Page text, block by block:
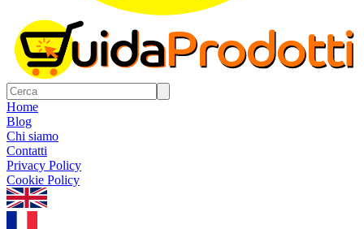
Home
Blog
Chi siamo
Contatti
Privacy Policy
Cookie Policy